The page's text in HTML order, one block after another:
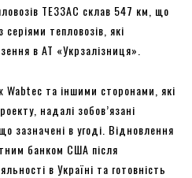
ТЕ33АС склав 547 км, що
тепловозів, які
в АТ «Укрзалізниця».
Wabtec та іншими сторонами, які
надалі зобов’язані
зазначені в угоді. Відновлення
банком США після
в Україні та готовність